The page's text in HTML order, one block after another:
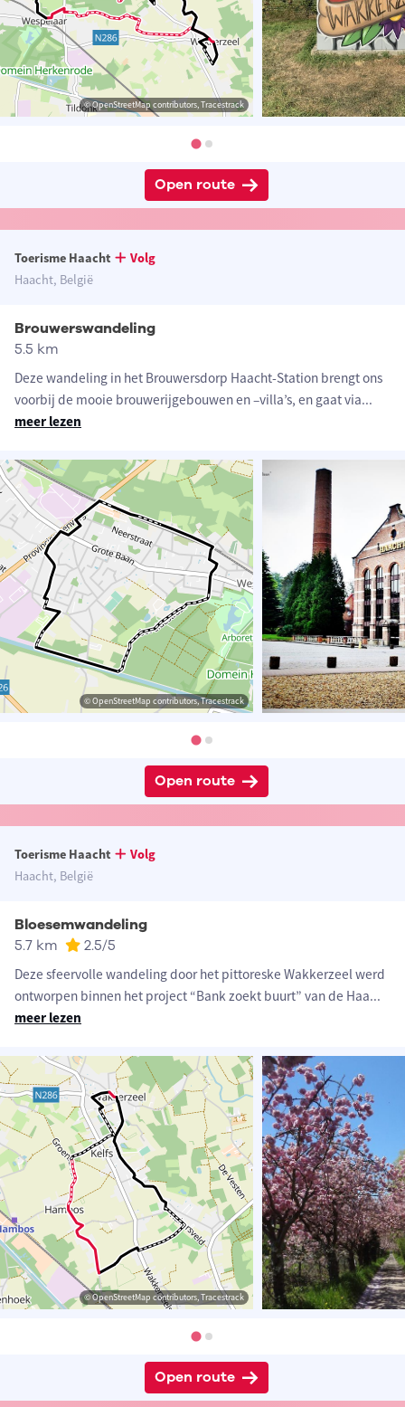
© OpenStreetMap contributors, Tracestrack
Open route
Toerisme Haacht
Volg
Haacht, België
Brouwerswandeling
5.5 km
Deze wandeling in het Brouwersdorp Haacht-Station brengt ons
voorbij de mooie brouwerijgebouwen en –villa’s, en gaat via...
meer lezen
© OpenStreetMap contributors, Tracestrack
Open route
Toerisme Haacht
Volg
Haacht, België
Bloesemwandeling
5.7 km 2.5/5
Deze sfeervolle wandeling door het pittoreske Wakkerzeel werd
ontworpen binnen het project “Bank zoekt buurt” van de Haa...
meer lezen
© OpenStreetMap contributors, Tracestrack
Open route